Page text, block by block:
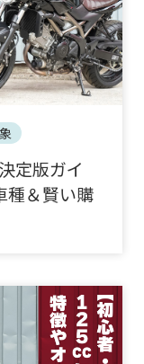
定版ガイ
種＆賢い購